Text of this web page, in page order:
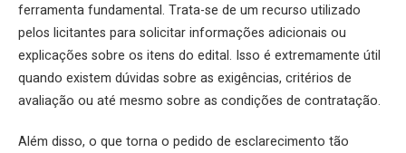
ferramenta fundamental. Trata-se de um recurso utilizado
pelos licitantes para solicitar informações adicionais ou
explicações sobre os itens do edital. Isso é extremamente útil
quando existem dúvidas sobre as exigências, critérios de
avaliação ou até mesmo sobre as condições de contratação.
Além disso, o que torna o pedido de esclarecimento tão